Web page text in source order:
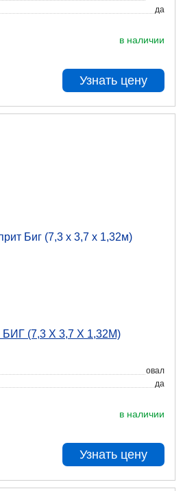
да
в наличии
Узнать цену
(7,3 Х 3,7 Х 1,32М)
овал
да
в наличии
Узнать цену